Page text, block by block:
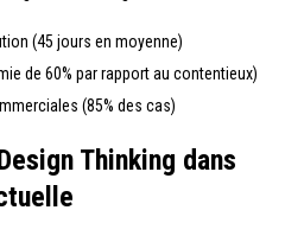
(45 jours en moyenne)
de 60% par rapport au contentieux)
(85% des cas)
Thinking dans